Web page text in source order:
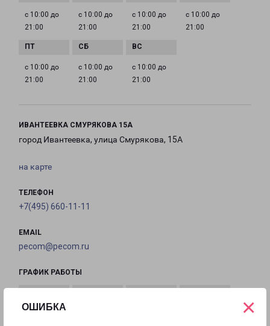
ОШИБКА ×
с 10:00 до
21:00
с 10:00 до
21:00
с 10:00 до
21:00
с 10:00 до
21:00
с 10:00 до
21:00
с 10:00 до
21:00
с 10:00 до
21:00
ИВАНТЕЕВКА СМУРЯКОВА 15А
город Ивантеевка, улица Смурякова, 15А
на карте
ТЕЛЕФОН
+7(495) 660-11-11
EMAIL
pecom@pecom.ru
ГРАФИК РАБОТЫ
с 10:00 до